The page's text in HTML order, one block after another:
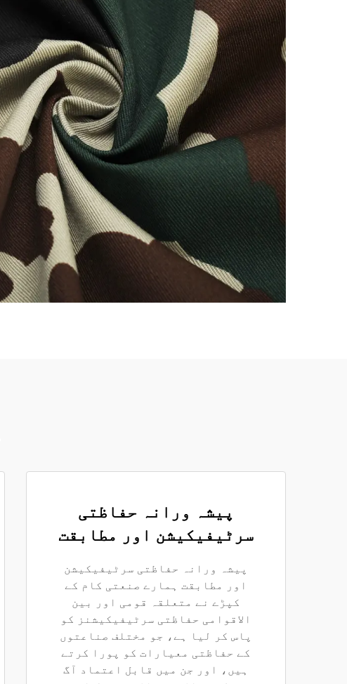
پیشہ ورانہ حفاظتی
سرٹیفیکیشن اور مطابقت
پیشہ ورانہ حفاظتی سرٹیفیکیشن
اور مطابقت ہمارے صنعتی کام کے
کپڑے نے متعلقہ قومی اور بین
الاقوامی حفاظتی سرٹیفیکیشنز کو
پاس کر لیا ہے، جو مختلف صناعتوں
کے حفاظتی معیارات کو پورا کرتے
ہیں، اور جن میں قابل اعتماد آگ